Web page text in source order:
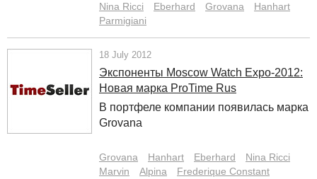
Nina Ricci
Eberhard Grovana
Hanhart
Parmigiani
18 July 2012
Экспоненты Moscow Watch Expo-2012:
Новая марка ProTime Rus
В портфеле компании появилась марка
Grovana
Grovana Hanhart Eberhard
Nina Ricci
Marvin
Alpina
Frederique Constant